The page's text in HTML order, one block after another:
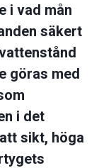
i vad mån
säkert
göras med
i det
sikt, höga